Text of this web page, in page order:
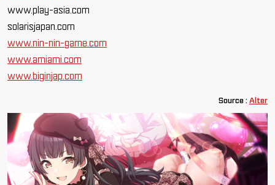
www.play-asia.com
solarisjapan.com
www.nin-nin-game.com
www.amiami.com
www.biginjap.com
Source :Alter